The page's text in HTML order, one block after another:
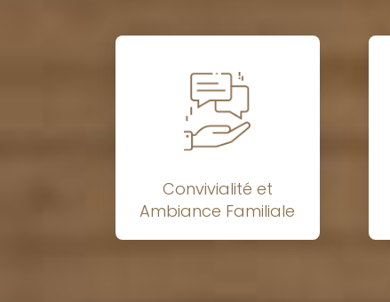
Convivialité et
Ambiance Familiale